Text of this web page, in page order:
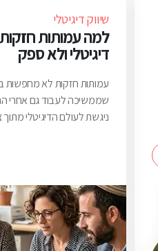
שיווק דיגיטלי
למה עמותות
דיגיטלי ולא ספק
עמותות חזקות לא מחפשות
שממשיכה לעבוד גם אחרי
ניגשת לעולם הדיגיטלי